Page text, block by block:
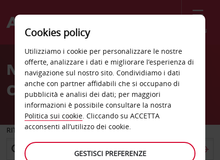
Menù
Welcome
AvisNoleggio auto Aeroporto
Cagayan De Oro
RITIRO DA
Cookies policy
Utilizziamo i cookie per personalizzare le nostre
offerte, analizzare i dati e migliorare l’esperienza di
navigazione sul nostro sito. Condividiamo i dati
anche con partner affidabili che si occupano di
pubblicità e analisi dei dati; per maggiori
informazioni è possibile consultare la nostra
Politica sui cookie. Cliccando su ACCETTA
acconsenti all’utilizzo dei cookie.
GESTISCI PREFERENZE